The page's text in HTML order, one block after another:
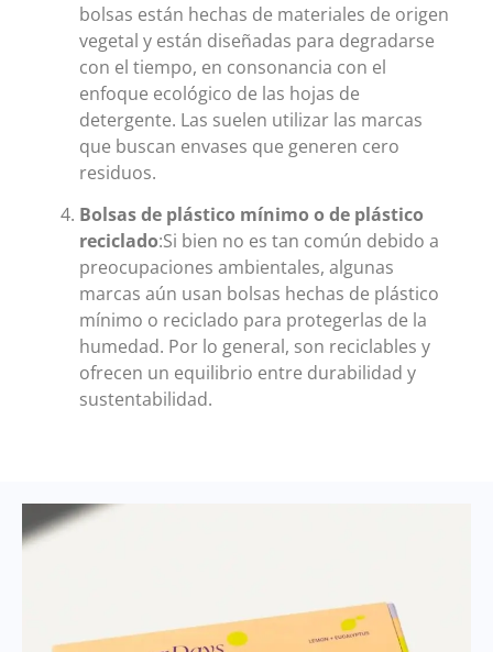
bolsas están hechas de materiales de origen
vegetal y están diseñadas para degradarse
con el tiempo, en consonancia con el
enfoque ecológico de las hojas de
detergente. Las suelen utilizar las marcas
que buscan envases que generen cero
residuos.
Bolsas de plástico mínimo o de plástico
reciclado:Si bien no es tan común debido a
preocupaciones ambientales, algunas
marcas aún usan bolsas hechas de plástico
mínimo o reciclado para protegerlas de la
humedad. Por lo general, son reciclables y
ofrecen un equilibrio entre durabilidad y
sustentabilidad.